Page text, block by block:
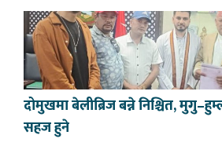
दोमुखमा बेलीब्रिज बन्ने निश्चित,
सहज हुने